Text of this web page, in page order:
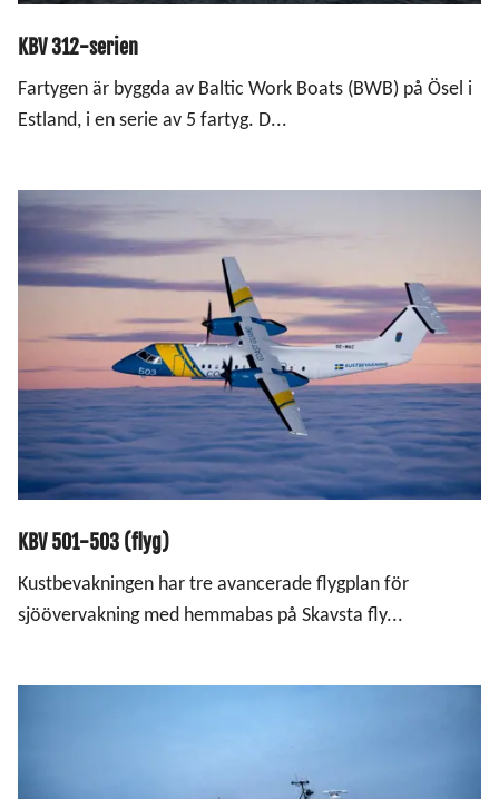
KBV 312-serien
Fartygen är byggda av Baltic Work Boats (BWB) på Ösel i
Estland, i en serie av 5 fartyg. D...
KBV 501-503 (flyg)
Kustbevakningen har tre avancerade flygplan för
sjöövervakning med hemmabas på Skavsta fly...